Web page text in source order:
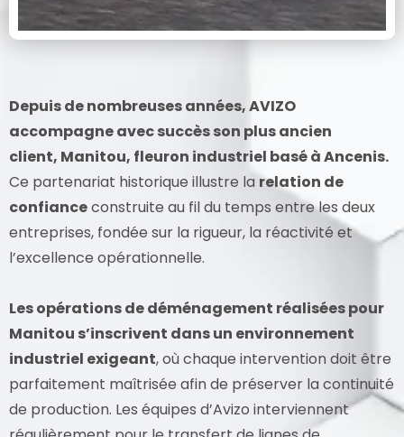
Depuis de nombreuses années, AVIZO
accompagne avec succès son plus ancien
client, Manitou, fleuron industriel basé à Ancenis.
Ce partenariat historique illustre la relation de
confianceconstruite au fil du temps entre les deux
entreprises, fondée sur la rigueur, la réactivité et
l’excellence opérationnelle.
Les opérations de déménagement réalisées pour
Manitou s’inscrivent dans un environnement
industriel exigeant, où chaque intervention doit être
parfaitement maîtrisée afin de préserver la continuité
de production. Les équipes d’Avizo interviennent